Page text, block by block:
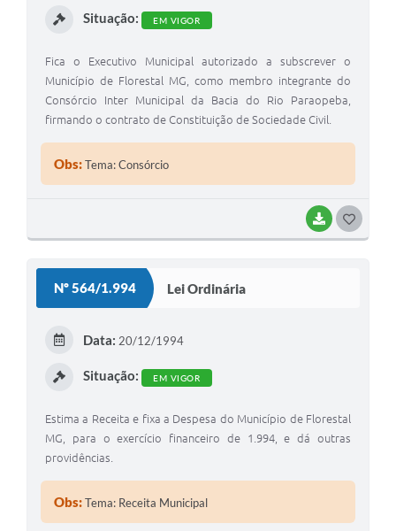
BAIXAR
Situação: EM VIGOR
Fica o Executivo Municipal autorizado a subscrever o
Município de Florestal MG, como membro integrante do
Consórcio Inter Municipal da Bacia do Rio Paraopeba,
firmando o contrato de Constituição de Sociedade Civil.
Obs:Tema: Consórcio
Nº 564/1.994 Lei Ordinária
Data: 20/12/1994
Situação: EM VIGOR
Estima a Receita e fixa a Despesa do Município de Florestal
MG, para o exercício financeiro de 1.994, e dá outras
providências.
Obs:Tema: Receita Municipal